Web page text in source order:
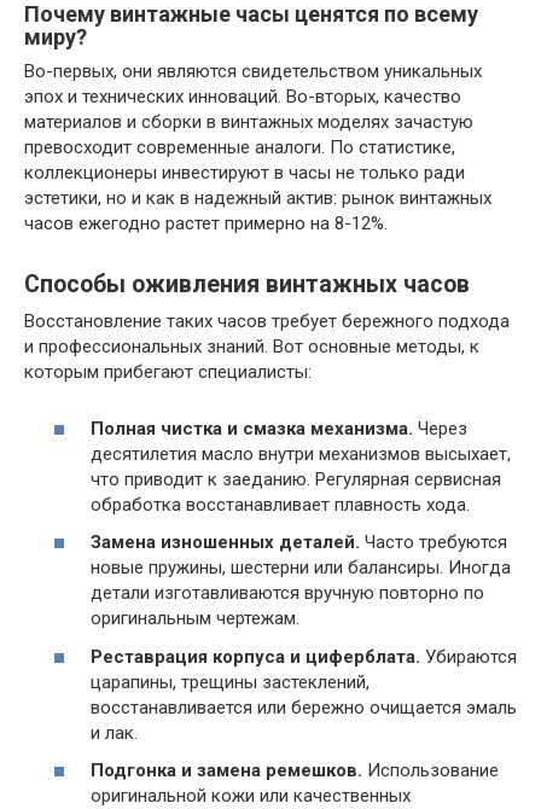
Почему винтажные часы ценятся по всему
миру?
Во-первых, они являются свидетельством уникальных
эпох и технических инноваций. Во-вторых, качество
материалов и сборки в винтажных моделях зачастую
превосходит современные аналоги. По статистике,
коллекционеры инвестируют в часы не только ради
эстетики, но и как в надежный актив: рынок винтажных
часов ежегодно растет примерно на 8-12%.
Способы оживления винтажных часов
Восстановление таких часов требует бережного подхода
и профессиональных знаний. Вот основные методы, к
которым прибегают специалисты:
Полная чистка и смазка механизма. Через
десятилетия масло внутри механизмов высыхает,
что приводит к заеданию. Регулярная сервисная
обработка восстанавливает плавность хода.
Замена изношенных деталей. Часто требуются
новые пружины, шестерни или балансиры. Иногда
детали изготавливаются вручную повторно по
оригинальным чертежам.
Реставрация корпуса и циферблата. Убираются
царапины, трещины застеклений,
восстанавливается или бережно очищается эмаль
и лак.
Подгонка и замена ремешков. Использование
оригинальной кожи или качественных